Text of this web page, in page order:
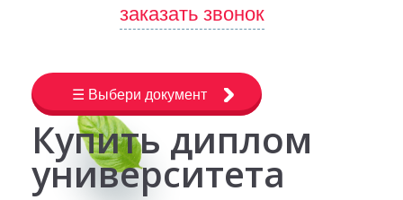
заказать звонок
☰ Выбери документ
Купить диплом
университета